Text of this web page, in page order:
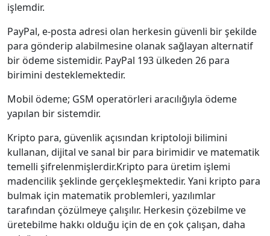
işlemdir.
PayPal, e-posta adresi olan herkesin güvenli bir şekilde
para gönderip alabilmesine olanak sağlayan alternatif
bir ödeme sistemidir. PayPal 193 ülkeden 26 para
birimini desteklemektedir.
Mobil ödeme; GSM operatörleri aracılığıyla ödeme
yapılan bir sistemdir.
Kripto para, güvenlik açısından kriptoloji bilimini
kullanan, dijital ve sanal bir para birimidir ve matematik
temelli şifrelenmişlerdir.Kripto para üretim işlemi
madencilik şeklinde gerçekleşmektedir. Yani kripto para
bulmak için matematik problemleri, yazılımlar
tarafından çözülmeye çalışılır. Herkesin çözebilme ve
üretebilme hakkı olduğu için de en çok çalışan, daha